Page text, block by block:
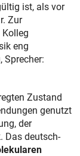
ist, als vor
Zur
eng
Sprecher:
Zustand
genutzt
der
Das deutsch-